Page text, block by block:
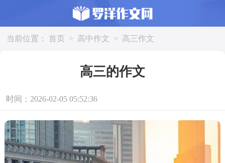
当前位置： 首页 > 高中作文 > 高三作文
高三的作文
时间：2026-02-05 05:52:36